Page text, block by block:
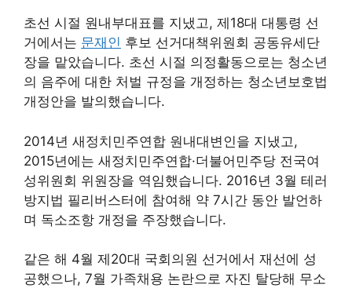
초선 시절 원내부대표를 지냈고, 제18대 대통령 선
거에서는 문재인 후보 선거대책위원회 공동유세단
장을 맡았습니다. 초선 시절 의정활동으로는 청소년
의 음주에 대한 처벌 규정을 개정하는 청소년보호법
개정안을 발의했습니다.
2014년 새정치민주연합 원내대변인을 지냈고,
2015년에는 새정치민주연합·더불어민주당 전국여
성위원회 위원장을 역임했습니다. 2016년 3월 테러
방지법 필리버스터에 참여해 약 7시간 동안 발언하
며 독소조항 개정을 주장했습니다.
같은 해 4월 제20대 국회의원 선거에서 재선에 성
공했으나, 7월 가족채용 논란으로 자진 탈당해 무소